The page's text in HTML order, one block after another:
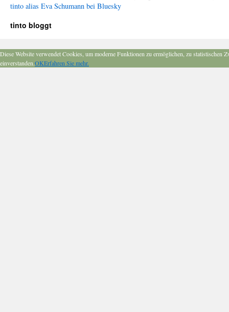
tinto alias Eva Schumann bei Bluesky
tinto bloggt
Diese Website verwendet Cookies, um moderne Funktionen zu ermöglichen, zu
einverstanden.OKErfahren Sie mehr.